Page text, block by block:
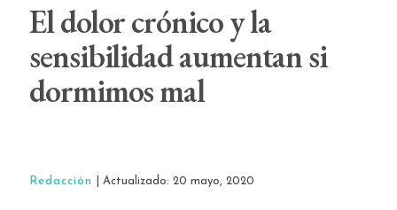
El dolor crónico y la
sensibilidad aumentan si
dormimos mal
Redacción | Actualizado: 20 mayo, 2020